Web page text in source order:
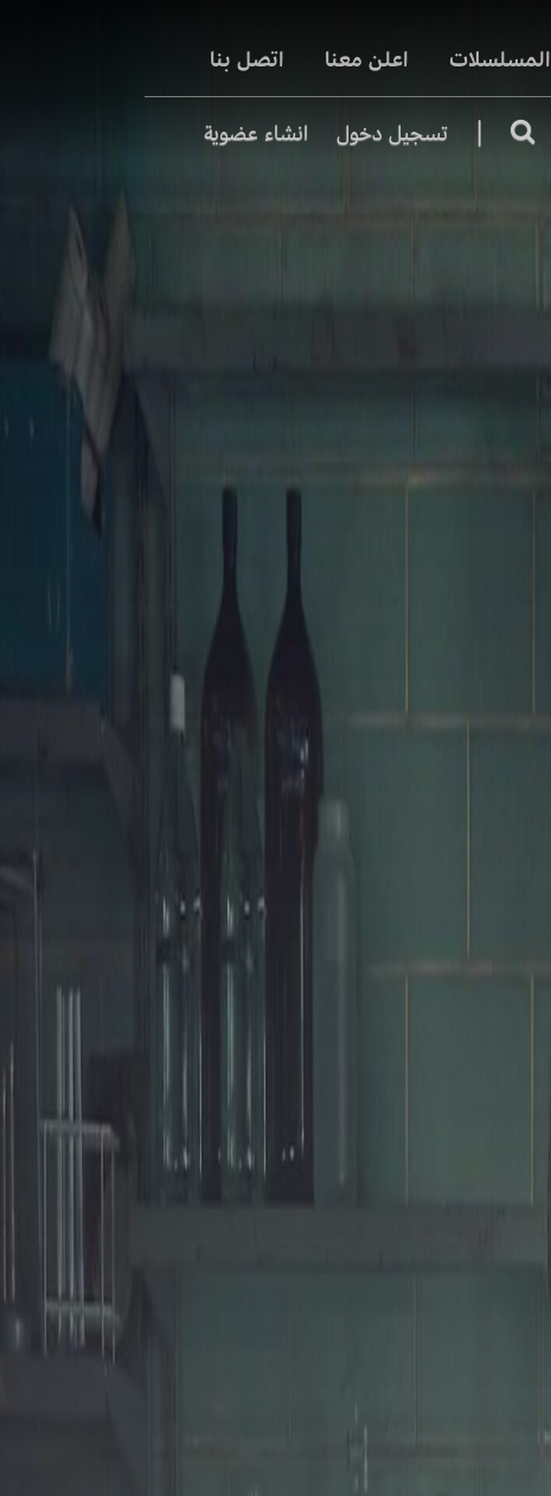
المسلسلات اعلن معنا اتصل بنا
| تسجيل دخول انشاء عضوية